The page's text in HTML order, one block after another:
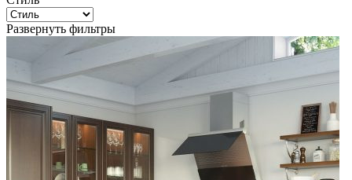
Развернуть фильтры